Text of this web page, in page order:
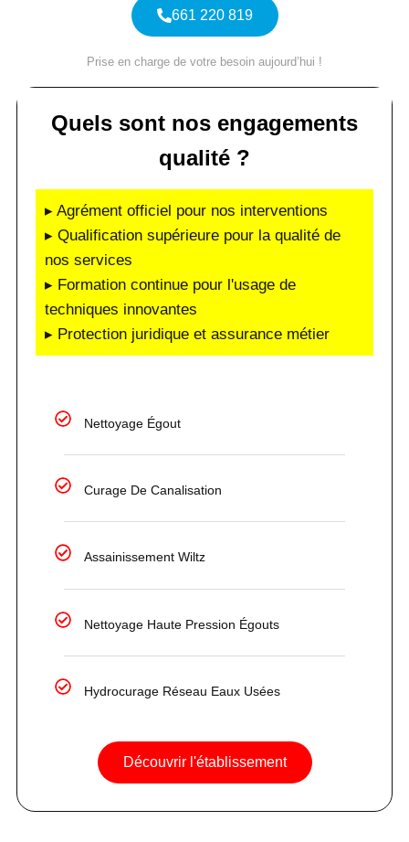
661 220 819
Prise en charge de votre besoin aujourd’hui !
Quels sont nos engagements
qualité ?
▸ Agrément officiel pour nos interventions
▸ Qualification supérieure pour la qualité de
nos services
▸ Formation continue pour l'usage de
techniques innovantes
▸ Protection juridique et assurance métier
Nettoyage Égout
Curage De Canalisation
Assainissement Wiltz
Nettoyage Haute Pression Égouts
Hydrocurage Réseau Eaux Usées
Découvrir l'établissement